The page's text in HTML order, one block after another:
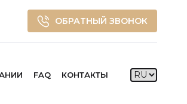
ОБРАТНЫЙ ЗВОНОК
FAQ КОНТАКТЫ